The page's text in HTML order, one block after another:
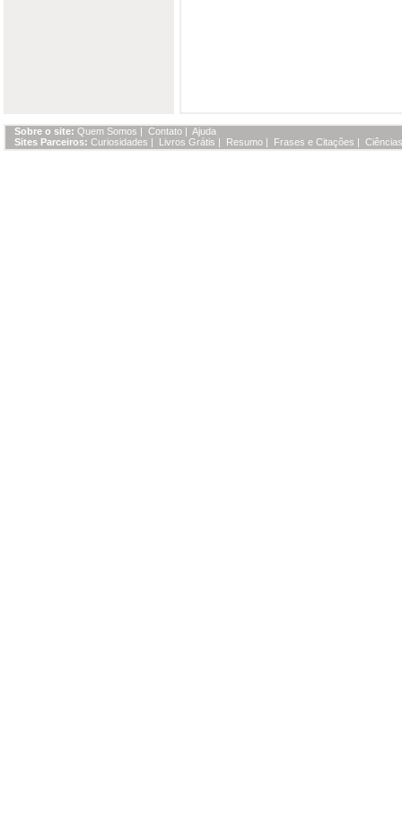
Sobre o site: Quem Somos | Contato | Ajuda
Sites Parceiros: Curiosidades | Livros Grátis | Resumo | Frases e Citações |